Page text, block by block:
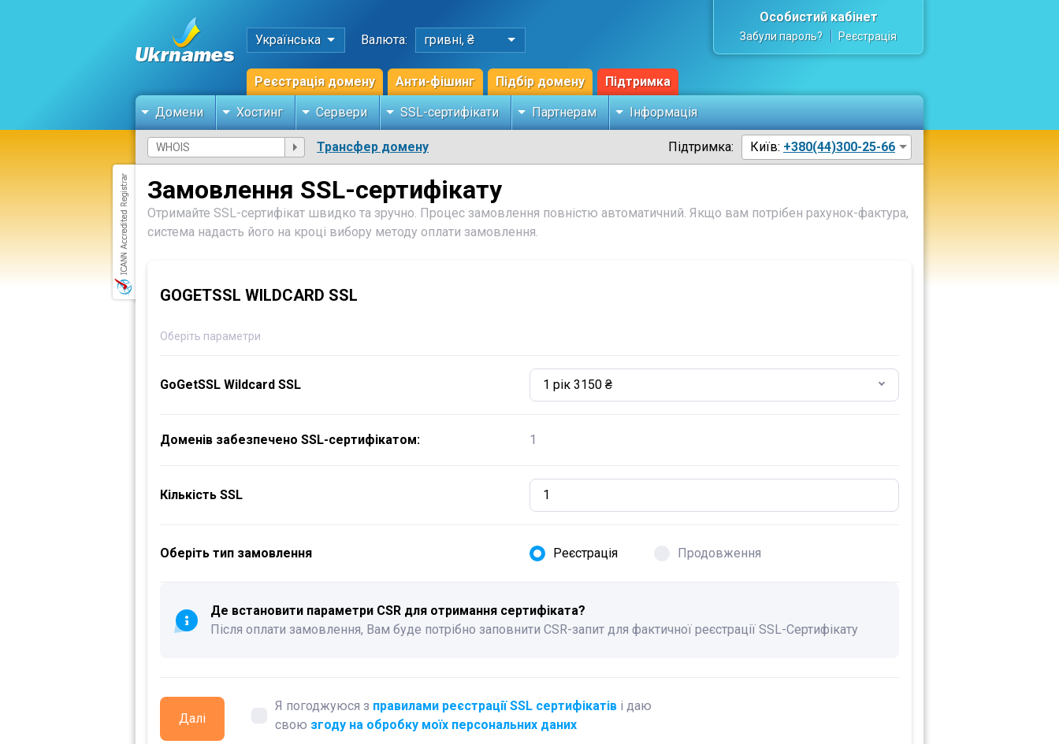
Українська Валюта: гривні, ₴
Реєстрація домену Анти-фішинг Підбір домену Підтримка
Особистий кабінет
Забули пароль? Реєстрація
Домени Хостинг Сервери SSL-сертифікати Партнерам Інформація
Трансфер домену Підтримка: Київ: +380(44)300-25-66
Замовлення SSL-сертифікату
Отримайте SSL-сертифікат швидко та зручно. Процес замовлення повністю автоматичний. Якщо вам потрібен рахунок-фактура,
система надасть його на кроці вибору методу оплати замовлення.
GOGETSSL WILDCARD SSL
Оберіть параметри
GoGetSSL Wildcard SSL 1 рік 3150 ₴
Доменів забезпечено SSL-сертифікатом: 1
Кількість SSL
Оберіть тип замовлення Реєстрація Продовження
Де встановити параметри CSR для отримання сертифіката?
Після оплати замовлення, Вам буде потрібно заповнити CSR-запит для фактичної реєстрації SSL-Сертифікату
Далі
Я погоджуюся з правилами реєстрації SSL сертифікатів і даю
свою згоду на обробку моїх персональних даних